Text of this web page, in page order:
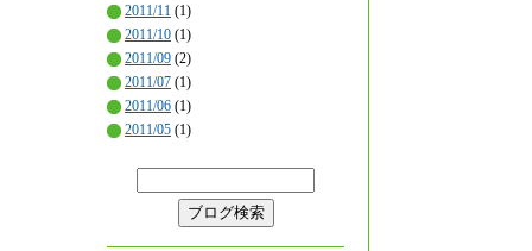
2011/11 (1)
2011/10 (1)
2011/09 (2)
2011/07 (1)
2011/06 (1)
2011/05 (1)